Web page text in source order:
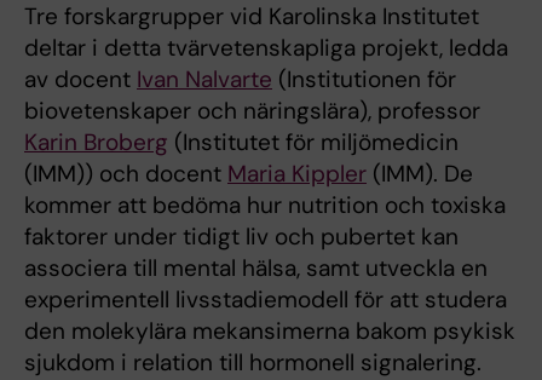
Tre forskargrupper vid Karolinska Institutet
deltar i detta tvärvetenskapliga projekt, ledda
av docent Ivan Nalvarte (Institutionen för
biovetenskaper och näringslära), professor
Karin Broberg (Institutet för miljömedicin
(IMM)) och docent Maria Kippler (IMM). De
kommer att bedöma hur nutrition och toxiska
faktorer under tidigt liv och pubertet kan
associera till mental hälsa, samt utveckla en
experimentell livsstadiemodell för att studera
den molekylära mekansimerna bakom psykisk
sjukdom i relation till hormonell signalering.